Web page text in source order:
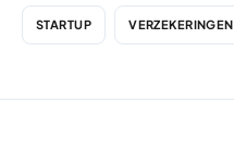
STARTUP VERZEKERINGEN